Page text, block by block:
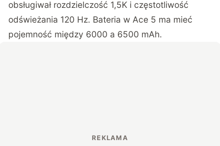
obsługiwał rozdzielczość 1,5K i częstotliwość
odświeżania 120 Hz. Bateria w Ace 5 ma mieć
pojemność między 6000 a 6500 mAh.